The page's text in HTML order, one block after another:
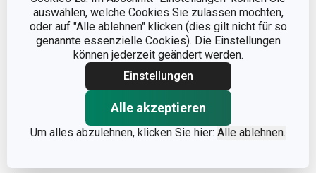
auswählen, welche Cookies Sie zulassen möchten,
oder auf "Alle ablehnen" klicken (dies gilt nicht für so
genannte essenzielle Cookies). Die Einstellungen
können jederzeit geändert werden.
Einstellungen
Alle akzeptieren
Um alles abzulehnen, klicken Sie hier: Alle ablehnen.
Andere Parameter